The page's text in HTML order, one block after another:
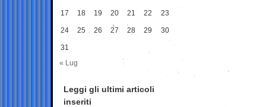
17 18 19 20 21 22 23
24 25 26 27 28 29 30
31
« Lug
Leggi gli ultimi articoli
inseriti